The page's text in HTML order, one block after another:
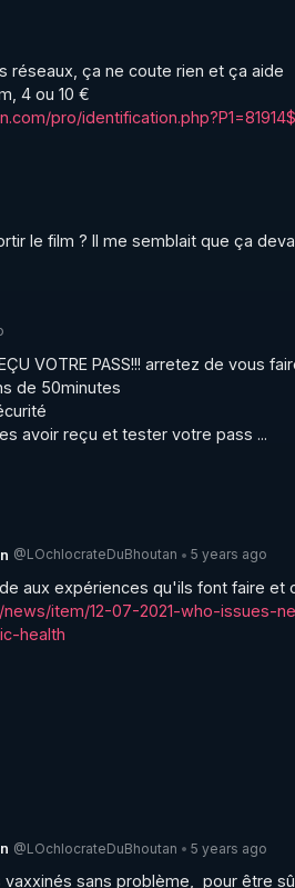
réseaux, ça ne coute rien et ça aide
pro/
le film ? Il me semblait que ça
VOTRE PASS!!! arretez de
de 50minutes
avoir reçu et tester votre pass ...
@LOchlocrateDuBhoutan • 5 years ago
item/12-07-2021-who-issues-
health
@LOchlocrateDuBhoutan • 5 years ago
sans problème,  pour être